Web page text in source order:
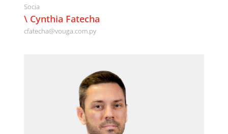
Socia
\ Cynthia Fatecha
cfatecha@vouga.com.py